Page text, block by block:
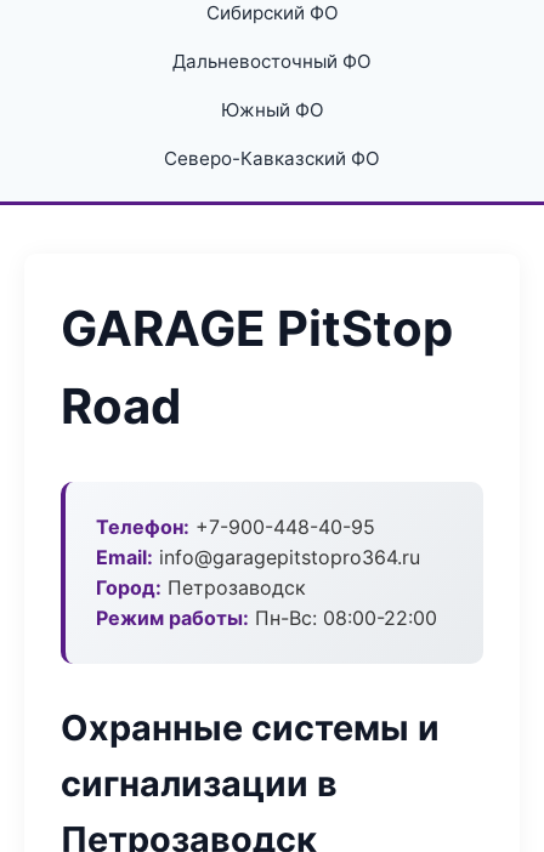
Сибирский ФО
Дальневосточный ФО
Южный ФО
Северо-Кавказский ФО
GARAGE PitStop
Road
Телефон: +7-900-448-40-95
Email: info@garagepitstopro364.ru
Город: Петрозаводск
Режим работы: Пн-Вс: 08:00-22:00
Охранные системы и
сигнализации в
Петрозаводск